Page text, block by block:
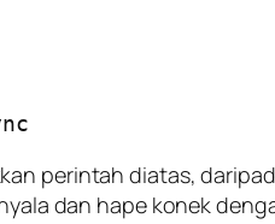
perintah diatas,
dan hape konek